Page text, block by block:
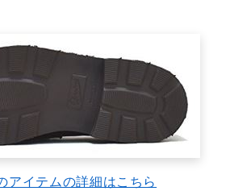
アイテムの詳細はこちら